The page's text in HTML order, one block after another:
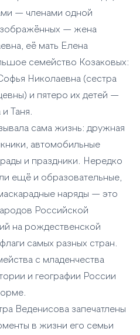
— членами одной
— жена
её мать Елена
семейство Козаковых:
Николаевна (сестра
и пятеро их детей —
Таня.
сама жизнь: дружная
автомобильные
и праздники. Нередко
ещё и образовательные,
наряды — это
Российской
на рождественской
самых разных стран.
с младенчества
и географии России
Веденисова запечатлены
в жизни его семьи